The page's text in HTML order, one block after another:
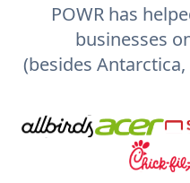
POWR has
businesses
(besides